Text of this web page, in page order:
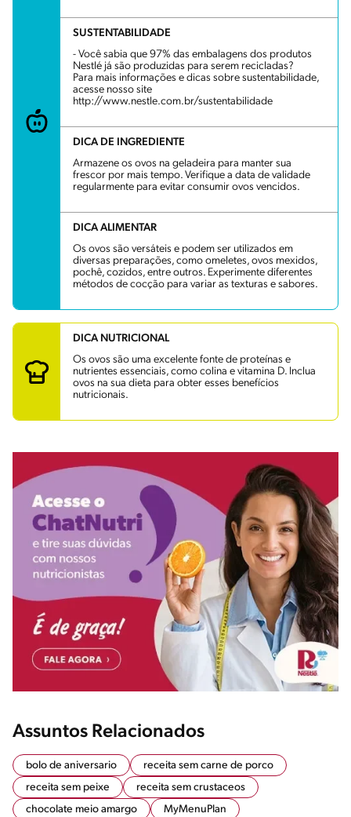
SUSTENTABILIDADE
- Você sabia que 97% das embalagens dos produtos
Nestlé já são produzidas para serem recicladas?
Para mais informações e dicas sobre sustentabilidade,
acesse nosso site
http://www.nestle.com.br/sustentabilidade
DICA DE INGREDIENTE
Armazene os ovos na geladeira para manter sua
frescor por mais tempo. Verifique a data de validade
regularmente para evitar consumir ovos vencidos.
DICA ALIMENTAR
Os ovos são versáteis e podem ser utilizados em
diversas preparações, como omeletes, ovos mexidos,
pochê, cozidos, entre outros. Experimente diferentes
métodos de cocção para variar as texturas e sabores.
DICA NUTRICIONAL
Os ovos são uma excelente fonte de proteínas e
nutrientes essenciais, como colina e vitamina D. Inclua
ovos na sua dieta para obter esses benefícios
nutricionais.
Assuntos Relacionados
bolo de aniversario
receita sem carne de porco
receita sem peixe
receita sem crustaceos
chocolate meio amargo
MyMenuPlan